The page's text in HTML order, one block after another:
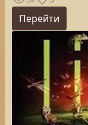
Перейти